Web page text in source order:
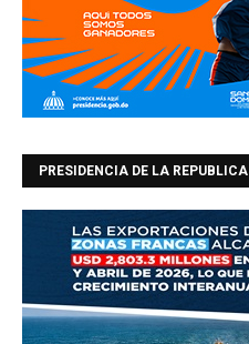
PRESIDENCIA DE LA REPUBLICA